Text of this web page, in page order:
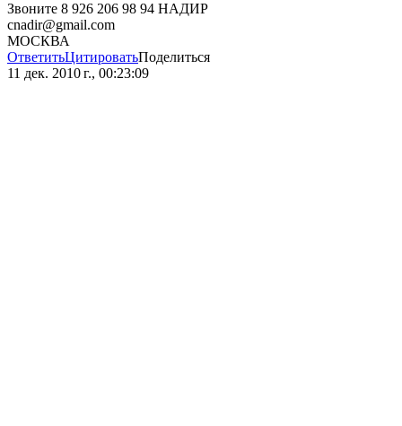
Звоните 8 926 206 98 94 НАДИР
cnadir@gmail.com
МОСКВА
ОтветитьЦитироватьПоделиться
11 дек. 2010 г., 00:23:09